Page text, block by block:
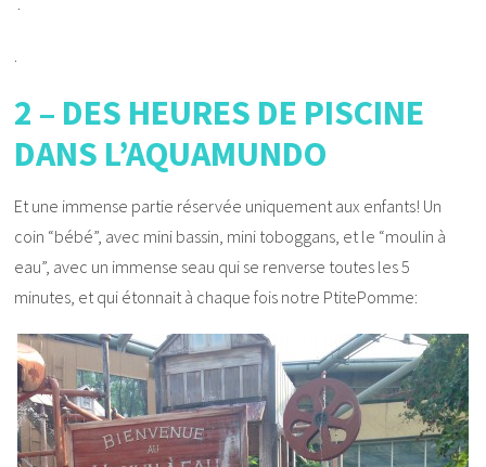
2 – DES HEURES DE PISCINE
DANS L’AQUAMUNDO
Et une immense partie réservée uniquement aux enfants! Un
coin “bébé”, avec mini bassin, mini toboggans, et le “moulin à
eau”, avec un immense seau qui se renverse toutes les 5
minutes, et qui étonnait à chaque fois notre PtitePomme: